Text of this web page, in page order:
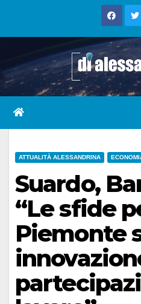
ATTUALITÀ ALESSANDRINA
Suardo,
“Le sfide
Piemonte